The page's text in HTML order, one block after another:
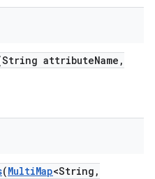
attributeName ,
(MultiMap<String ,